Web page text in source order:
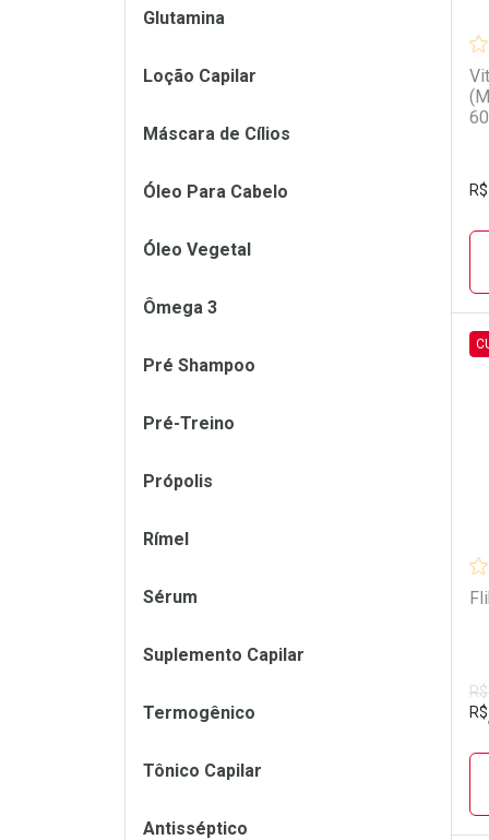
R$
R$
Glutamina
Loção Capilar
Máscara de Cílios
Óleo Para Cabelo
Óleo Vegetal
Ômega 3
Pré Shampoo
Pré-Treino
Própolis
Rímel
Sérum
Suplemento Capilar
Termogênico
Tônico Capilar
Antisséptico